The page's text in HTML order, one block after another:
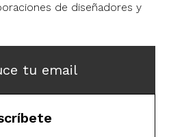
de diseñadores y
tu email